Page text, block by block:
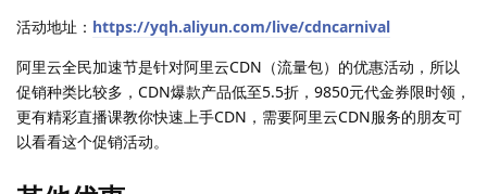
活动地址： https://yqh.aliyun.com/live/cdncarnival
阿里云全民加速节是针对阿里云CDN（流量包）的优惠活动，所以
促销种类比较多，CDN爆款产品低至5.5折，9850元代金券限时领，
更有精彩直播课教你快速上手CDN，需要阿里云CDN服务的朋友可
以看看这个促销活动。